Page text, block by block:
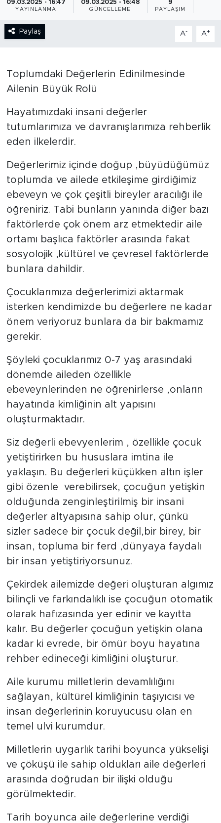
09.03.2025 - 16:47
YAYINLANMA
09.03.2025 - 16:48
GÜNCELLEME
9
PAYLAŞIM
Paylaş A- A+
Toplumdaki Değerlerin Edinilmesinde
Ailenin Büyük Rolü
Hayatımızdaki insani değerler
tutumlarımıza ve davranışlarımıza rehberlik
eden ilkelerdir.
Değerlerimiz içinde doğup ,büyüdüğümüz
toplumda ve ailede etkileşime girdiğimiz
ebeveyn ve çok çeşitli bireyler aracılığı ile
öğreniriz. Tabi bunların yanında diğer bazı
faktörlerde çok önem arz etmektedir aile
ortamı başlıca faktörler arasında fakat
sosyolojik ,kültürel ve çevresel faktörlerde
bunlara dahildir.
Çocuklarımıza değerlerimizi aktarmak
isterken kendimizde bu değerlere ne kadar
önem veriyoruz bunlara da bir bakmamız
gerekir.
Şöyleki çocuklarımız 0-7 yaş arasındaki
dönemde aileden özellikle
ebeveynlerinden ne öğrenirlerse ,onların
hayatında kimliğinin alt yapısını
oluşturmaktadır.
Siz değerli ebevyenlerim , özellikle çocuk
yetiştirirken bu hususlara imtina ile
yaklaşın. Bu değerleri küçükken altın işler
gibi özenle verebilirsek, çocuğun yetişkin
olduğunda zenginleştirilmiş bir insani
değerler altyapısına sahip olur, çünkü
sizler sadece bir çocuk değil,bir birey, bir
insan, topluma bir ferd ,dünyaya faydalı
bir insan yetiştiriyorsunuz.
Çekirdek ailemizde değeri oluşturan algımız
bilinçli ve farkındalıklı ise çocuğun otomatik
olarak hafızasında yer edinir ve kayıtta
kalır. Bu değerler çocuğun yetişkin olana
kadar ki evrede, bir ömür boyu hayatına
rehber edineceği kimliğini oluşturur.
Aile kurumu milletlerin devamlılığını
sağlayan, kültürel kimliğinin taşıyıcısı ve
insan değerlerinin koruyucusu olan en
temel ulvi kurumdur.
Milletlerin uygarlık tarihi boyunca yükselişi
ve çöküşü ile sahip oldukları aile değerleri
arasında doğrudan bir ilişki olduğu
görülmektedir.
Tarih boyunca aile değerlerine verdiği
ANALİZ
NOSTALJİ
YAZARLAR
DİNİ
POLİTİKA
EKONOMİ
SPOR
KÜLTÜR SANAT
YAŞAM
TARİHTEN GÜNÜMÜZE
KADIN
SAĞLIK
SİYASET
MEDYA KÖŞESİ
FOTO GALERİ
VİDEOLAR
ALINTI YAZARLAR
SOSYAL MEDYA